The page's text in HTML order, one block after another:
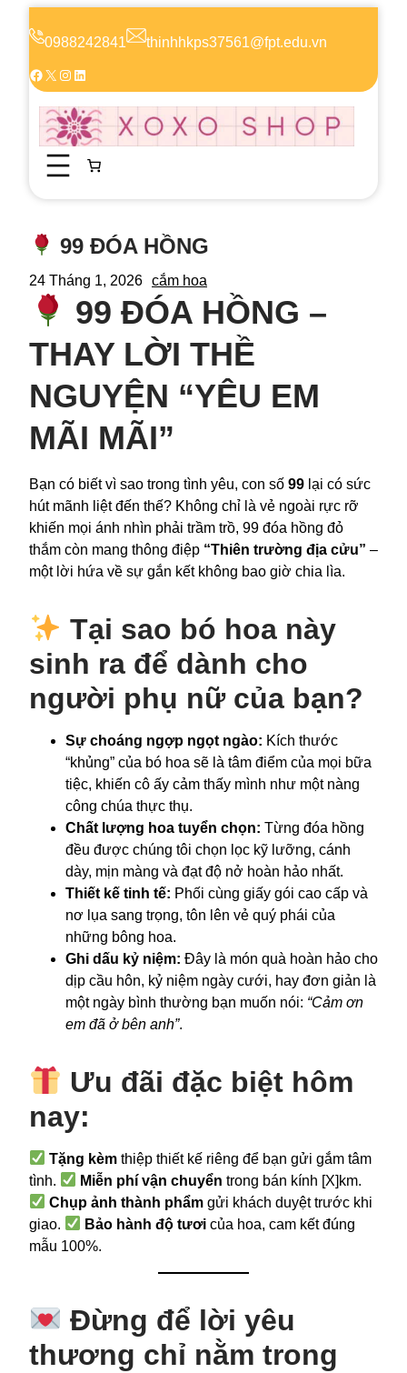
đến
0988242841 thinhhkps37561@fpt.edu.vn
Facebook X Instagram LinkedIn
99 ĐÓA HỒNG
24 Tháng 1, 2026 cắm hoa
99 ĐÓA HỒNG –
THAY LỜI THỀ
NGUYỆN “YÊU EM
MÃI MÃI”
Bạn có biết vì sao trong tình yêu, con số 99 lại có sức
hút mãnh liệt đến thế? Không chỉ là vẻ ngoài rực rỡ
khiến mọi ánh nhìn phải trầm trồ, 99 đóa hồng đỏ
thắm còn mang thông điệp “Thiên trường địa cửu” –
một lời hứa về sự gắn kết không bao giờ chia lìa.
Tại sao bó hoa này
sinh ra để dành cho
người phụ nữ của bạn?
Sự choáng ngợp ngọt ngào: Kích thước
“khủng” của bó hoa sẽ là tâm điểm của mọi bữa
tiệc, khiến cô ấy cảm thấy mình như một nàng
công chúa thực thụ.
Chất lượng hoa tuyển chọn: Từng đóa hồng
đều được chúng tôi chọn lọc kỹ lưỡng, cánh
dày, mịn màng và đạt độ nở hoàn hảo nhất.
Thiết kế tinh tế: Phối cùng giấy gói cao cấp và
nơ lụa sang trọng, tôn lên vẻ quý phái của
những bông hoa.
Ghi dấu kỷ niệm: Đây là món quà hoàn hảo cho
dịp cầu hôn, kỷ niệm ngày cưới, hay đơn giản là
một ngày bình thường bạn muốn nói: “Cảm ơn
em đã ở bên anh”.
Ưu đãi đặc biệt hôm
nay:
Tặng kèm thiệp thiết kế riêng để bạn gửi gắm tâm
tình.
Miễn phí vận chuyển trong bán kính [X]km.
Chụp ảnh thành phẩm gửi khách duyệt trước khi
giao.
Bảo hành độ tươi của hoa, cam kết đúng
mẫu 100%.
Đừng để lời yêu
thương chỉ nằm trong